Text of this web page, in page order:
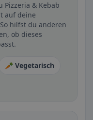
Pizzeria & Kebab
auf deine
hilfst du anderen
ob dieses
🥕 Vegetarisch